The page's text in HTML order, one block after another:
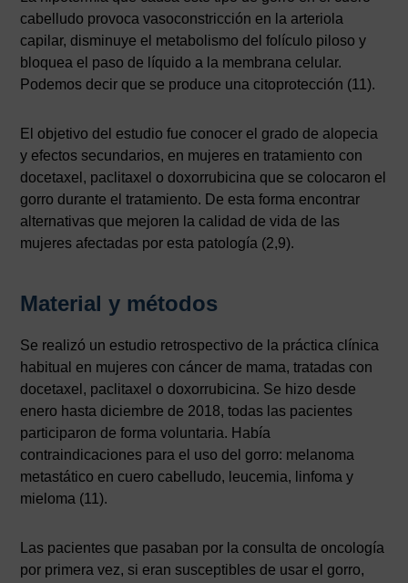
cabelludo provoca vasoconstricción en la arteriola
capilar, disminuye el metabolismo del folículo piloso y
bloquea el paso de líquido a la membrana celular.
Podemos decir que se produce una citoprotección (11).
El objetivo del estudio fue conocer el grado de alopecia
y efectos secundarios, en mujeres en tratamiento con
docetaxel, paclitaxel o doxorrubicina que se colocaron el
gorro durante el tratamiento. De esta forma encontrar
alternativas que mejoren la calidad de vida de las
mujeres afectadas por esta patología (2,9).
Material y métodos
Se realizó un estudio retrospectivo de la práctica clínica
habitual en mujeres con cáncer de mama, tratadas con
docetaxel, paclitaxel o doxorrubicina. Se hizo desde
enero hasta diciembre de 2018, todas las pacientes
participaron de forma voluntaria. Había
contraindicaciones para el uso del gorro: melanoma
metastático en cuero cabelludo, leucemia, linfoma y
mieloma (11).
Las pacientes que pasaban por la consulta de oncología
por primera vez, si eran susceptibles de usar el gorro,